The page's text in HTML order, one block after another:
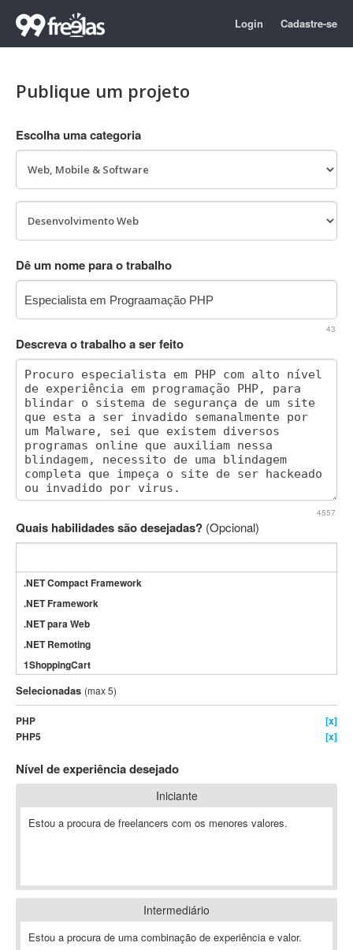
Login Cadastre-se
Publique um projeto
Escolha uma categoria
Dê um nome para o trabalho
43
Descreva o trabalho a ser feito
4557
Quais habilidades são desejadas? (Opcional)
.NET Compact Framework
.NET Framework
.NET para Web
.NET Remoting
1ShoppingCart
3DS Max
3GSM
4D Dimension
A&P
A-GPS
A2Billing
AAUS Scientific Diver
Abaqus
ABIS
Selecionadas (max 5)
PHP
[x]
PHP5
[x]
Nível de experiência desejado
Iniciante
Estou a procura de freelancers com os menores valores.
Intermediário
Estou a procura de uma combinação de experiência e valor.